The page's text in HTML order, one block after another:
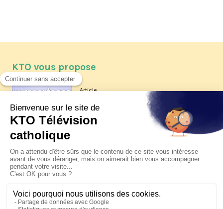
KTO vous propose
Article
Les reportages d'été 2026 de KTO
La visite pastorale du pape Léon
XIV à Assise à suivre sur KTO le
jeudi 6 août
Le pape en Uruguay, Argentine et
Pérou du 6 au 17 novembre 2026